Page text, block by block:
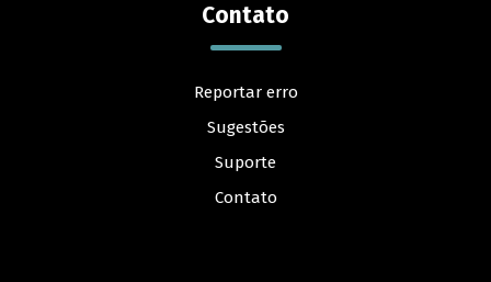
Contato
Reportar erro
Sugestões
Suporte
Contato